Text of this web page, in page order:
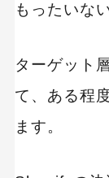
もったいな
ターゲット
て、ある程
ます。